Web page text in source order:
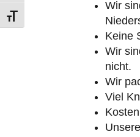
Keine
Wir
nicht.
Wir
Viel